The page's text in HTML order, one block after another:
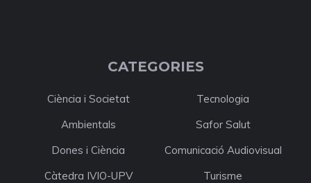
CATEGORIES
Ciència i Societat
Tecnologia
Ambientals
Safor Salut
Dones i Ciència
Comunicació Audiovisual
Càtedra IVIO-UPV
Turisme